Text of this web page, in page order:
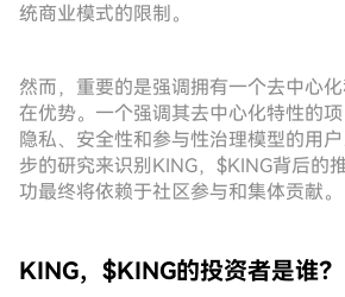
统商业模式的限制。
然而，重要的是强调拥有一个去中心
在优势。一个强调其去中心化特性的
隐私、安全性和参与性治理模型的用
步的研究来识别KING，$KING背后的
功最终将依赖于社区参与和集体贡献。
KING，$KING的投资者是谁？